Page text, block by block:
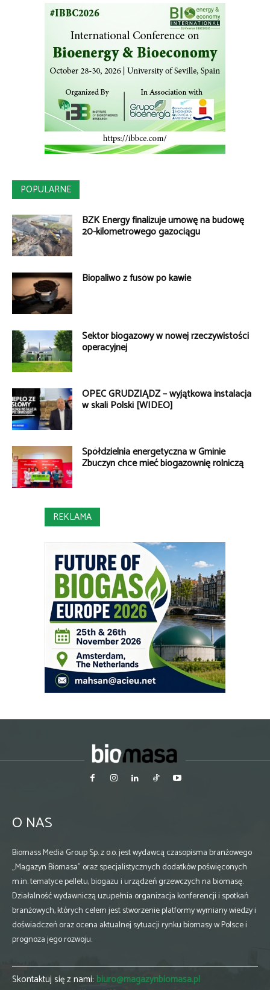
POPULARNE
BZK Energy finalizuje umowę na budowę
20-kilometrowego gazociągu
Biopaliwo z fusów po kawie
Sektor biogazowy w nowej rzeczywistości
operacyjnej
OPEC GRUDZIĄDZ – wyjątkowa instalacja
w skali Polski [WIDEO]
Spółdzielnia energetyczna w Gminie
Zbuczyn chce mieć biogazownię rolniczą
REKLAMA
O NAS
Biomass Media Group Sp. z o.o. jest wydawcą czasopisma branżowego
„Magazyn Biomasa” oraz specjalistycznych dodatków poświęconych
m.in. tematyce pelletu, biogazu i urządzeń grzewczych na biomasę.
Działalność wydawniczą uzupełnia organizacja konferencji i spotkań
branżowych, których celem jest stworzenie platformy wymiany wiedzy i
doświadczeń oraz ocena aktualnej sytuacji rynku biomasy w Polsce i
prognoza jego rozwoju.
Skontaktuj się z nami: biuro@magazynbiomasa.pl